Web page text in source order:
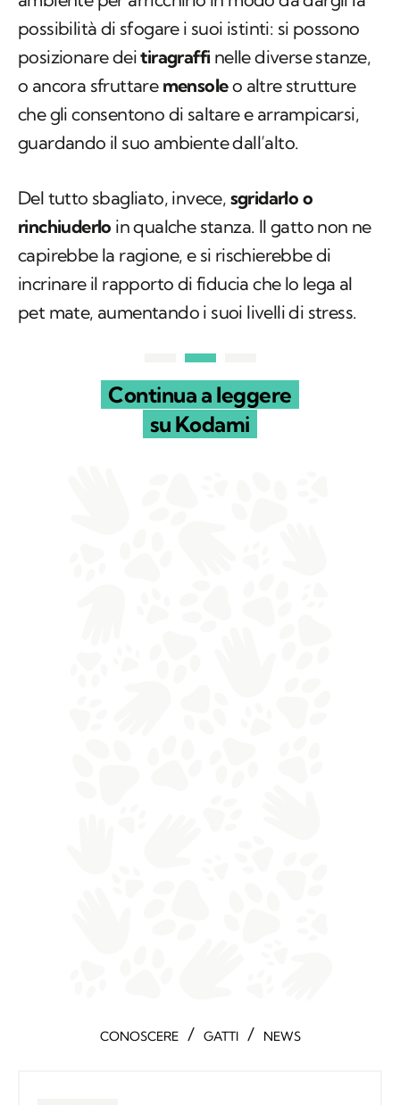
possibilità di sfogare i suoi istinti: si possono
posizionare deitiragraffi nelle diverse stanze,
o ancora sfruttare mensoleo altre strutture
che gli consentono di saltare e arrampicarsi,
guardando il suo ambiente dall’alto.
Del tutto sbagliato, invece, sgridarlo o
rinchiuderlo in qualche stanza. Il gatto non ne
capirebbe la ragione, e si rischierebbe di
incrinare il rapporto di fiducia che lo lega al
pet mate, aumentando i suoi livelli di stress.
Continua a leggere
su Kodami
CONOSCERE / GATTI / NEWS